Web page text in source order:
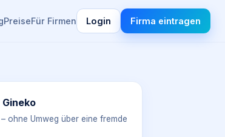
PreiseFür Firmen Login Firma eintragen
Gineko
ohne Umweg über eine fremde